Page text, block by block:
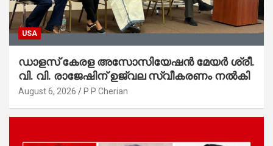
USA
ഡാളസ് കേരള അസോസിയേഷൻ മേയർ ശ്രീ.
വി. വി. രാജേഷിന് ഉജ്വല സ്വീകരണം നൽകി
August 6, 2026 P P Cherian